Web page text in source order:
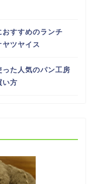
すすめのランチ
ヤツヤイス
た人気のパン工房
い方